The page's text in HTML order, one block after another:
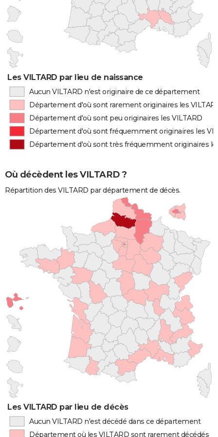
Les VILTARD par lieu de naissance
Aucun VILTARD n'est originaire de ce département
Département d'où sont rarement originaires les
Département d'où sont peu originaires les VILTARD
Département d'où sont fréquemment originaires les
Département d'où sont très fréquemment originaires
Où décèdent les VILTARD ?
Répartition des VILTARD par département de décès.
Les VILTARD par lieu de décès
Aucun VILTARD n'est décédé dans ce département
Département où les VILTARD sont rarement décédés